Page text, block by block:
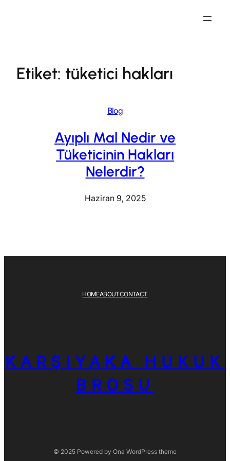
Etiket: tüketici hakları
Blog
Ayıplı Mal Nedir ve
Tüketicinin Hakları
Nelerdir?
Haziran 9, 2025
HOMEABOUTCONTACT
KARŞIYAKA HUKUK
BROSU
© 2025 Powered by Ona WordPress theme